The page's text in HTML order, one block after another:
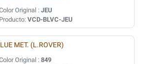
Original :JEU
VCD-BLVC-JEU
MET. (L.ROVER)
Original :849